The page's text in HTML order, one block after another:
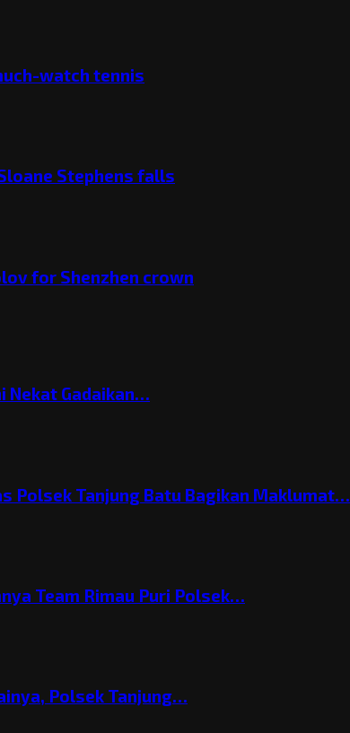
watch tennis
Stephens falls
for Shenzhen crown
Nekat Gadaikan…
Polsek Tanjung Batu Bagikan Maklumat…
Team Rimau Puri Polsek…
Polsek Tanjung…